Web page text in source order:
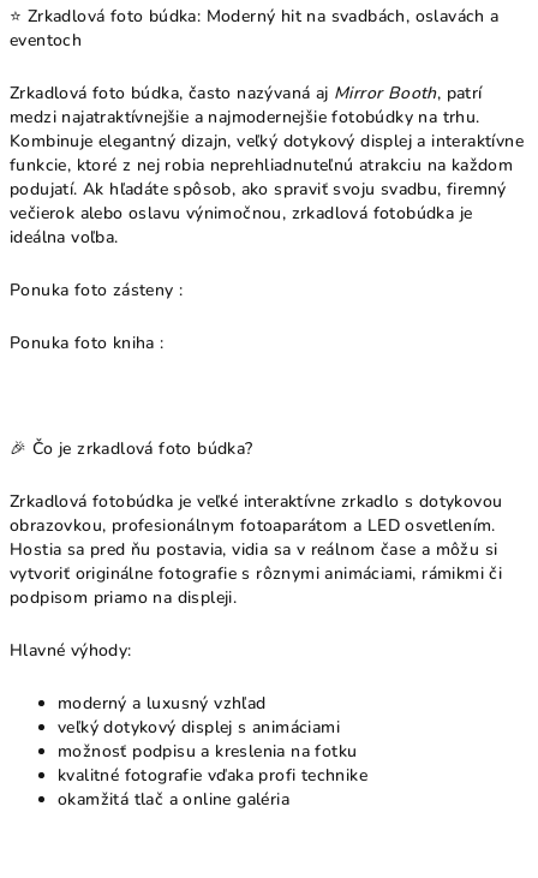
⭐ Zrkadlová foto búdka: Moderný hit na svadbách, oslavách a
eventoch
Zrkadlová foto búdka, často nazývaná aj Mirror Booth, patrí
medzi najatraktívnejšie a najmodernejšie fotobúdky na trhu.
Kombinuje elegantný dizajn, veľký dotykový displej a interaktívne
funkcie, ktoré z nej robia neprehliadnuteľnú atrakciu na každom
podujatí. Ak hľadáte spôsob, ako spraviť svoju svadbu, firemný
večierok alebo oslavu výnimočnou, zrkadlová fotobúdka je
ideálna voľba.
Ponuka foto zásteny :
Ponuka foto kniha :
🎉 Čo je zrkadlová foto búdka?
Zrkadlová fotobúdka je veľké interaktívne zrkadlo s dotykovou
obrazovkou, profesionálnym fotoaparátom a LED osvetlením.
Hostia sa pred ňu postavia, vidia sa v reálnom čase a môžu si
vytvoriť originálne fotografie s rôznymi animáciami, rámikmi či
podpisom priamo na displeji.
Hlavné výhody:
moderný a luxusný vzhľad
veľký dotykový displej s animáciami
možnosť podpisu a kreslenia na fotku
kvalitné fotografie vďaka profi technike
okamžitá tlač a online galéria